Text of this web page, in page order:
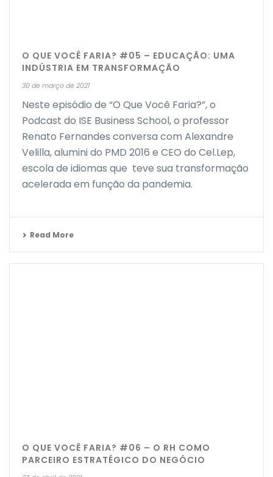
O QUE VOCÊ FARIA? #05 – EDUCAÇÃO: UMA
INDÚSTRIA EM TRANSFORMAÇÃO
30 de março de 2021
Neste episódio de “O Que Você Faria?”, o
Podcast do ISE Business School, o professor
Renato Fernandes conversa com Alexandre
Velilla, alumini do PMD 2016 e CEO do Cel.Lep,
escola de idiomas que teve sua transformação
acelerada em função da pandemia.
Read More
O QUE VOCÊ FARIA? #06 – O RH COMO
PARCEIRO ESTRATÉGICO DO NEGÓCIO